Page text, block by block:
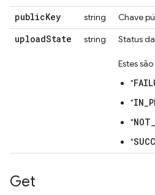
publicKey string Chave
uploadState string Status
Estes
"
"
"
"
Get